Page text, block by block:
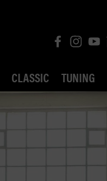
CLASSIC TUNING